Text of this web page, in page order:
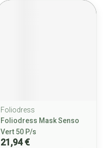
Foliodress
Foliodress Mask Senso
Vert 50 P/s
21,94 €